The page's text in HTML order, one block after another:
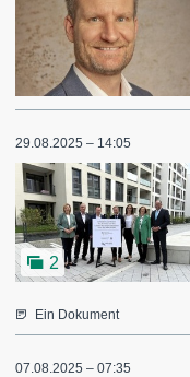
29.08.2025 – 14:05
2
Ein Dokument
07.08.2025 – 07:35